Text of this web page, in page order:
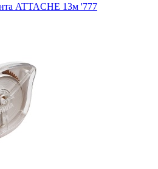
ATTACHE 13м '777